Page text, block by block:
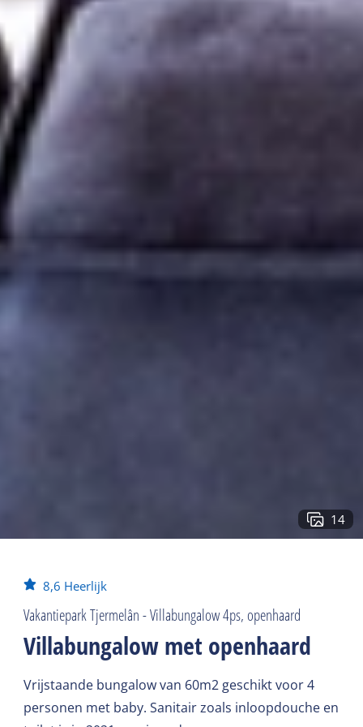
14
8,6 Heerlijk
Vakantiepark Tjermelân - Villabungalow 4ps, openhaard
Villabungalow met openhaard
Vrijstaande bungalow van 60m2 geschikt voor 4
personen met baby. Sanitair zoals inloopdouche en